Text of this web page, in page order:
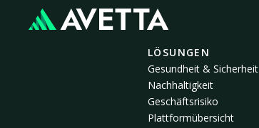
LÖSUNGEN
Gesundheit & Sicherheit
Nachhaltigkeit
Geschäftsrisiko
Plattformübersicht